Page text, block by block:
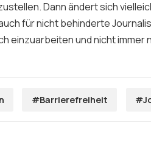
Dann ändert sich
für nicht behinderte
einzuarbeiten und nicht immer
#Barrierefreiheit